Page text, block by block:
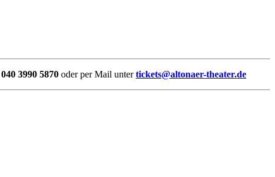
040 3990 5870 oder per Mail untertickets@altonaer-theater.de